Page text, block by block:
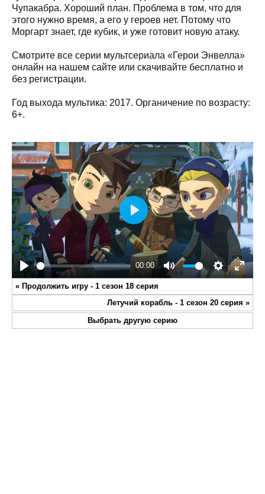
Чупакабра. Хороший план. Проблема в том, что для
этого нужно время, а его у героев нет. Потому что
Моргарт знает, где кубик, и уже готовит новую атаку.
Смотрите все серии мультсериала «Герои Энвелла»
онлайн на нашем сайте или скачивайте бесплатно и
без регистрации.
Год выхода мультика: 2017. Органичение по возрасту:
6+.
Play
00:00
Mute Settings
Enter
Play
« Продолжить игру - 1 сезон 18 серия
Летучий корабль - 1 сезон 20 серия »
Выбрать другую серию